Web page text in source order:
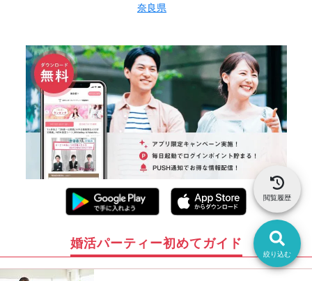
絞り込む
閲覧履歴
奈良県
婚活パーティー初めてガイド